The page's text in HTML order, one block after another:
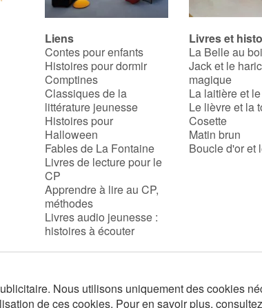
Liens
Contes pour enfants
Histoires pour dormir
Comptines
Classiques de la
littérature jeunesse
Histoires pour
Halloween
Fables de La Fontaine
Livres de lecture pour le
CP
Apprendre à lire au CP,
méthodes
Livres audio jeunesse :
histoires à écouter
Livres et
La Belle au
Jack et le
magique
La laitière et
Le lièvre et la
Cosette
Matin brun
Boucle d'or et
Nous utilisons uniquement des cookies
de ces cookies. Pour en savoir plus,